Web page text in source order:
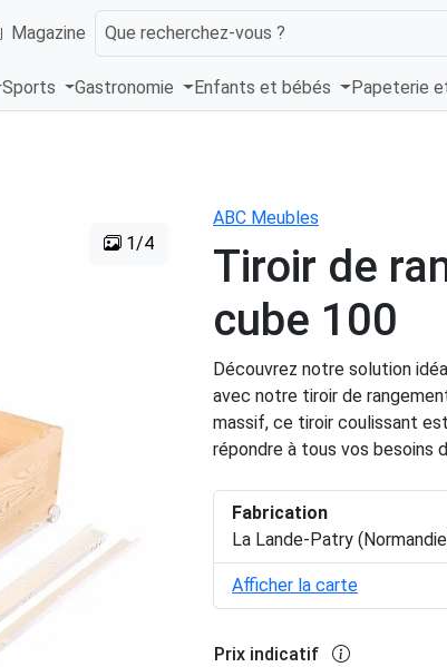
Magazine Que recherchez-vous ?
Sports Gastronomie Enfants et bébés Papeterie
1/4
ABC Meubles
Tiroir de
cube 100
Découvrez notre solution
avec notre tiroir de
massif, ce tiroir coulissant
répondre à tous vos besoins
Fabrication
La Lande-Patry
Afficher la carte
Prix indicatif